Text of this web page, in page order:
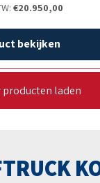
€20.950,00
bekijken
producten laden